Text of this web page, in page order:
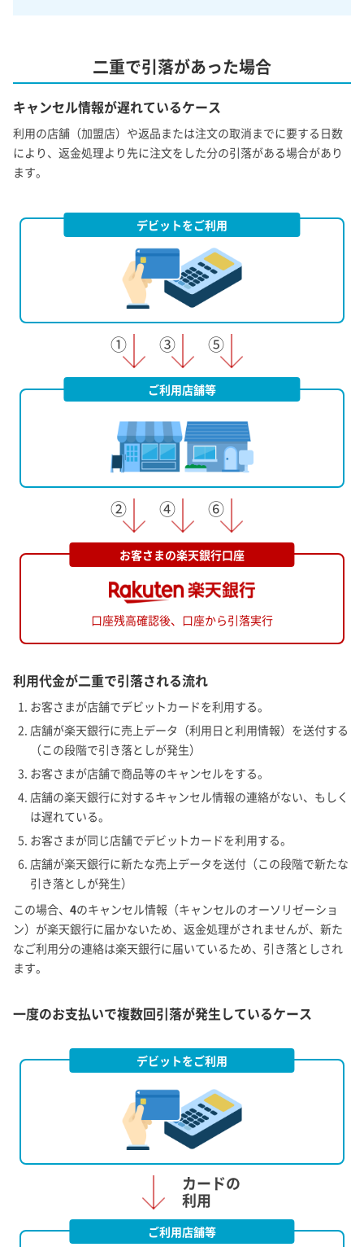
二重で引落があった場合
キャンセル情報が遅れているケース
利用の店舗（加盟店）や返品または注文の取消までに要する日数
により、返金処理より先に注文をした分の引落がある場合があり
ます。
デビットをご利用
ご利用店舗等
お客さまの楽天銀行口座
口座残高確認後、 口座から引落実行
利用代金が二重で引落される流れ
お客さまが店舗でデビットカードを利用する。
店舗が楽天銀行に売上データ（利用日と利用情報）を送付する
（この段階で引き落としが発生）
お客さまが店舗で商品等のキャンセルをする。
店舗の楽天銀行に対するキャンセル情報の連絡がない、もしく
は遅れている。
お客さまが同じ店舗でデビットカードを利用する。
店舗が楽天銀行に新たな売上データを送付（この段階で新たな
引き落としが発生）
この場合、 4のキャンセル情報（キャンセルのオーソリゼーショ
ン）が楽天銀行に届かないため、返金処理がされませんが、新た
なご利用分の連絡は楽天銀行に届いているため、引き落としされ
ます。
一度のお支払いで複数回引落が発生しているケース
デビットをご利用
ご利用店舗等